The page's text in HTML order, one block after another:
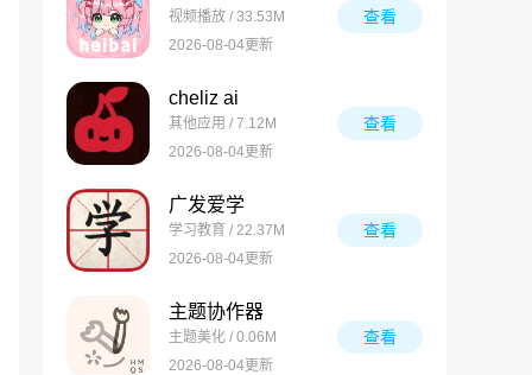
视频播放 / 33.53M
2026-08-04更新
查看
cheliz ai
其他应用 / 7.12M
2026-08-04更新
查看
广发爱学
学习教育 / 22.37M
2026-08-04更新
查看
主题协作器
主题美化 / 0.06M
2026-08-04更新
查看